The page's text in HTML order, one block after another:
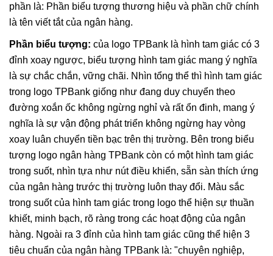
phần là: Phần biểu tượng thương hiệu và phần chữ chính
là tên viết tắt của ngân hàng.
Phần biểu tượng: của logo TPBank là hình tam giác có 3
đỉnh xoay ngược, biểu tượng hình tam giác mang ý nghĩa
là sự chắc chắn, vững chãi. Nhìn tổng thể thì hình tam giác
trong logo TPBank giống như đang duy chuyển theo
đường xoắn ốc không ngừng nghỉ và rất ổn đinh, mang ý
nghĩa là sự vận động phát triển không ngừng hay vòng
xoay luân chuyển tiền bạc trên thị trường. Bên trong biểu
tượng logo ngân hàng TPBank còn có một hình tam giác
trong suốt, nhìn tựa như nút điều khiển, sẵn sàn thích ứng
của ngân hàng trước thị trường luôn thay đổi. Màu sắc
trong suốt của hình tam giác trong logo thể hiện sự thuần
khiết, minh bạch, rõ ràng trong các hoạt động của ngân
hàng. Ngoài ra 3 đỉnh của hình tam giác cũng thể hiện 3
tiêu chuẩn của ngân hàng TPBank là: "chuyên nghiệp,